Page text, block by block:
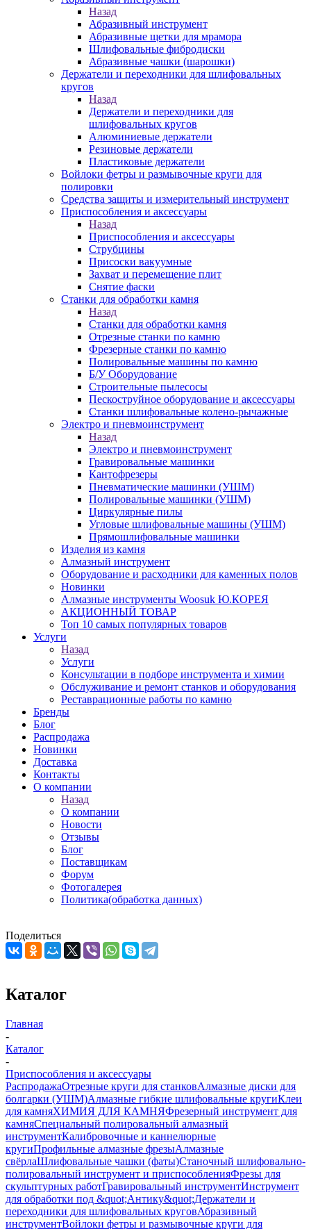
Назад
Абразивный инструмент
Абразивные щетки для мрамора
Шлифовальные фибродиски
Абразивные чашки (шарошки)
Держатели и переходники для шлифовальных
кругов
Назад
Держатели и переходники для
шлифовальных кругов
Алюминиевые держатели
Резиновые держатели
Пластиковые держатели
Войлоки фетры и размывочные круги для
полировки
Средства защиты и измерительный инструмент
Приспособления и аксессуары
Назад
Приспособления и аксессуары
Струбцины
Присоски вакуумные
Захват и перемещение плит
Снятие фаски
Станки для обработки камня
Назад
Станки для обработки камня
Отрезные станки по камню
Фрезерные станки по камню
Полировальные машины по камню
Б/У Оборудование
Строительные пылесосы
Пескоструйное оборудование и аксессуары
Станки шлифовальные колено-рычажные
Электро и пневмоинструмент
Назад
Электро и пневмоинструмент
Гравировальные машинки
Кантофрезеры
Пневматические машинки (УШМ)
Полировальные машинки (УШМ)
Циркулярные пилы
Угловые шлифовальные машины (УШМ)
Прямошлифовальные машинки
Изделия из камня
Алмазный инструмент
Оборудование и расходники для каменных полов
Новинки
Алмазные инструменты Woosuk Ю.КОРЕЯ
АКЦИОННЫЙ ТОВАР
Топ 10 самых популярных товаров
Услуги
Назад
Услуги
Консультации в подборе инструмента и химии
Обслуживание и ремонт станков и оборудования
Реставрационные работы по камню
Бренды
Блог
Распродажа
Новинки
Доставка
Контакты
О компании
Назад
О компании
Новости
Отзывы
Блог
Поставщикам
Форум
Фотогалерея
Политика(обработка данных)
Поделиться
Каталог
Главная
-
Каталог
-
Приспособления и аксессуары
РаспродажаОтрезные круги для станковАлмазные диски для
болгарки (УШМ)Алмазные гибкие шлифовальные кругиКлеи
для камняХИМИЯ ДЛЯ КАМНЯФрезерный инструмент для
камняСпециальный полировальный алмазный
инструментКалибровочные и каннелюрные
кругиПрофильные алмазные фрезыАлмазные
свёрлаШлифовальные чашки (фаты)Станочный шлифовально-
полировальный инструмент и приспособленияФрезы для
скульптурных работГравировальный инструментИнструмент
для обработки под &quot;Антику&quot;Держатели и
переходники для шлифовальных круговАбразивный
инструментВойлоки фетры и размывочные круги для